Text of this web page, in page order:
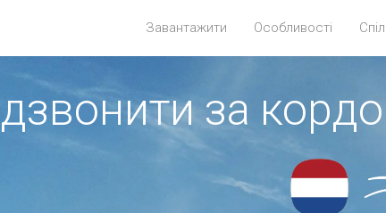
Завантажити Особливості
за